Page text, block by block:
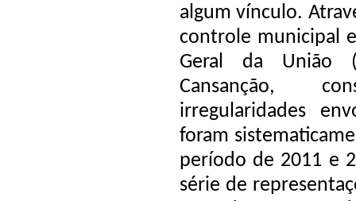
algum vínculo.
controle municipal
Geral da União
Cansanção,
irregularidades
foram
período de 2011 e
série de